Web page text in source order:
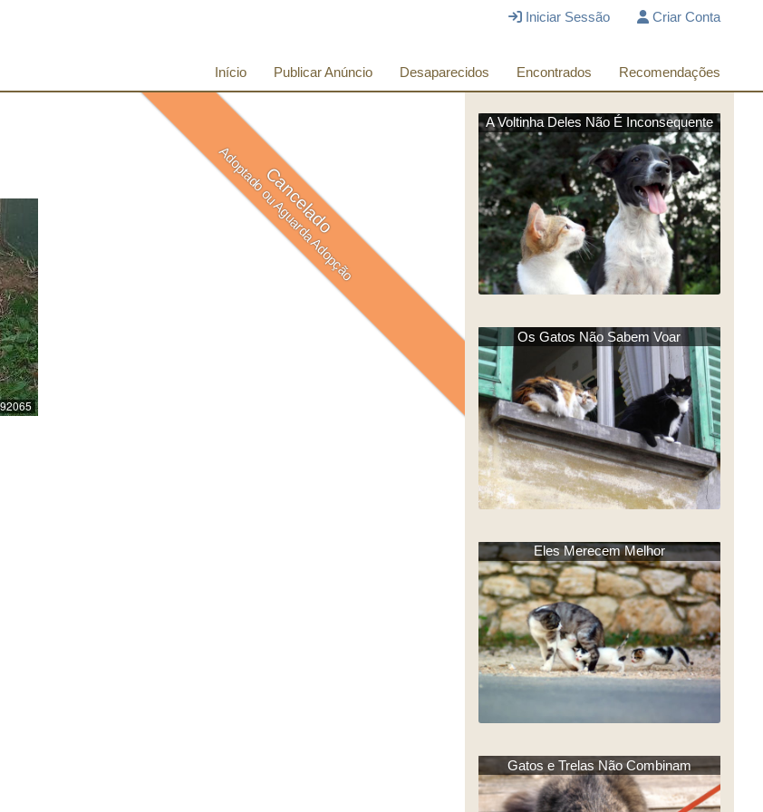
Iniciar Sessão Criar Conta
Início Publicar Anúncio Desaparecidos Encontrados Recomendações
Cancelado
Adoptado ou Aguarda Adopção
A Voltinha Deles Não É Inconsequente
Os Gatos Não Sabem Voar
Eles Merecem Melhor
Gatos e Trelas Não Combinam